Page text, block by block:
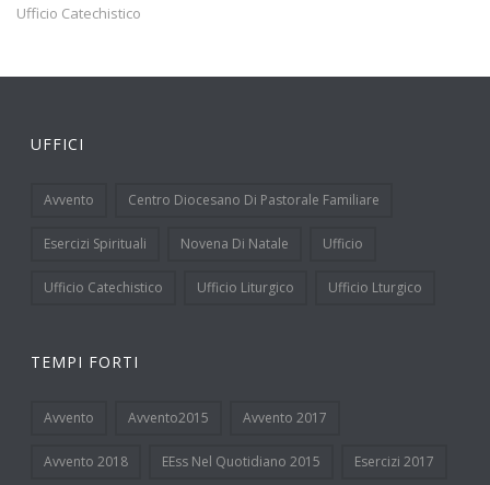
Ufficio Catechistico
UFFICI
Avvento Centro Diocesano Di Pastorale Familiare
Esercizi Spirituali Novena Di Natale Ufficio
Ufficio Catechistico Ufficio Liturgico Ufficio Lturgico
TEMPI FORTI
Avvento Avvento2015 Avvento 2017
Avvento 2018 EEss Nel Quotidiano 2015 Esercizi 2017